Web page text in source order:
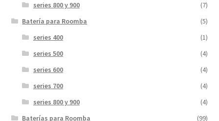
series 800 y 900
(7)
Batería para Roomba
(5)
series 400
(1)
series 500
(4)
series 600
(4)
series 700
(4)
series 800 y 900
(4)
Baterías para Roomba
(99)